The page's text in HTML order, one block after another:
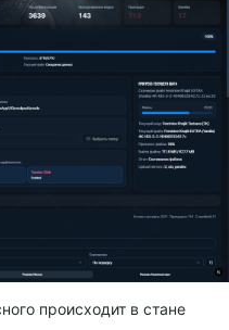
происходит в стане